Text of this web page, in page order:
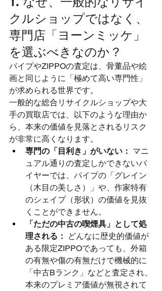
クルショップではなく、
専門店「ヨーンミッケ」
を選ぶべきなのか？
パイプやZIPPOの査定は、骨董品や絵
画と同じように「極めて高い専門性」
が求められる世界です。
一般的な総合リサイクルショップや大
手の買取店では、以下のような理由か
ら、本来の価値を見落とされるリスク
が非常に高くなります。
専門の「目利き」がいない： マニ
ュアル通りの査定しかできないバ
イヤーでは、パイプの「グレイン
（木目の美しさ）」や、作家特有
のシェイプ（形状）の価値を見抜
くことができません。
「ただの中古の喫煙具」として処
理される：
どんなに歴史的価値が
ある限定ZIPPOであっても、外箱
の有無や傷の有無だけで機械的に
「中古Bランク」などと査定され、
本来のプレミア価値が無視されて